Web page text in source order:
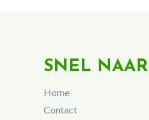
SNEL NAAR
Home
Contact